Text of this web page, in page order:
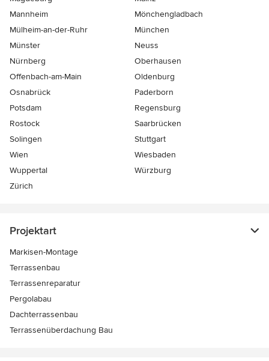
Mannheim
Mönchen­gladbach
Mülheim-an-der-Ruhr
München
Münster
Neuss
Nürnberg
Oberhausen
Offenbach-am-Main
Oldenburg
Osnabrück
Paderborn
Potsdam
Regensburg
Rostock
Saarbrücken
Solingen
Stuttgart
Wien
Wiesbaden
Wuppertal
Würzburg
Zürich
Projektart
Markisen-Montage
Terrassenbau
Terrassenreparatur
Pergolabau
Dachterrassenbau
Terrassenüberdachung Bau